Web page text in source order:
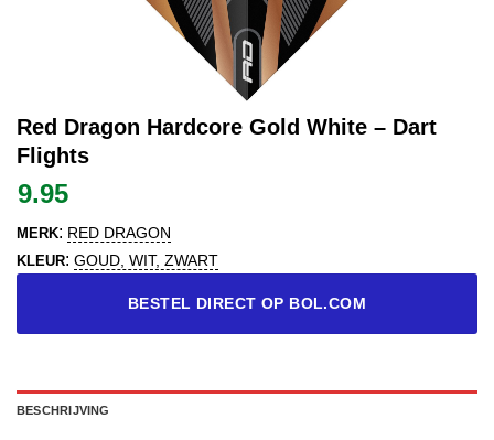
Red Dragon Hardcore Gold White – Dart
Flights
9.95
MERK: RED DRAGON
KLEUR: GOUD, WIT, ZWART
BESTEL DIRECT OP BOL.COM
BESCHRIJVING